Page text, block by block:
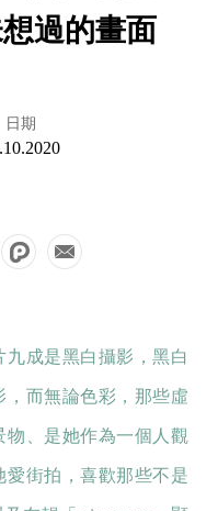
過的畫面
日期
成是黑白攝影，黑白
，而無論色彩，那些虛
、是她作為一個人觀
愛街拍，喜歡那些不是